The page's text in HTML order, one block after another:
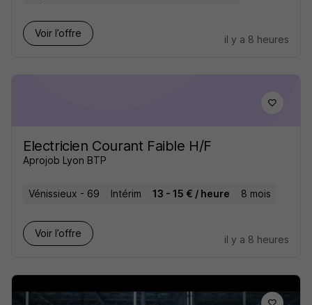
Voir l’offre
il y a 8 heures
Electricien Courant Faible H/F
Aprojob Lyon BTP
Vénissieux - 69 Intérim 13 - 15 € / heure 8 mois
Voir l’offre
il y a 8 heures